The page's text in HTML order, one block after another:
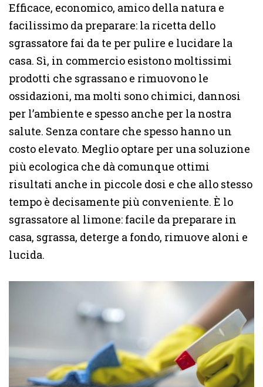
Efficace, economico, amico della natura e
facilissimo da preparare: la ricetta dello
sgrassatore fai da te per pulire e lucidare la
casa. Sì, in commercio esistono moltissimi
prodotti che sgrassano e rimuovono le
ossidazioni, ma molti sono chimici, dannosi
per l’ambiente e spesso anche per la nostra
salute. Senza contare che spesso hanno un
costo elevato. Meglio optare per una soluzione
più ecologica che dà comunque ottimi
risultati anche in piccole dosi e che allo stesso
tempo è decisamente più conveniente. È lo
sgrassatore al limone: facile da preparare in
casa, sgrassa, deterge a fondo, rimuove aloni e
lucida.